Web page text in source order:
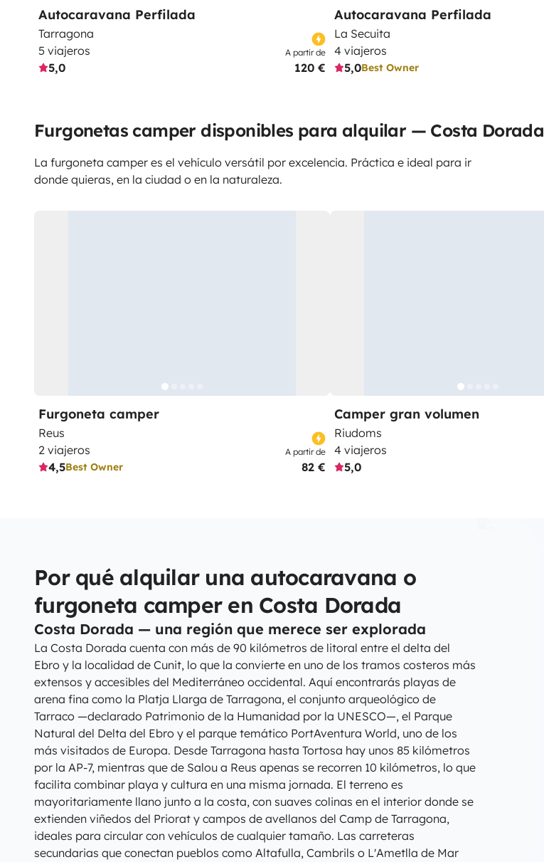
Autocaravana Perfilada
Tarragona
5 viajeros
5,0
A partir de
120 €
Autocaravana Perfilada
La Secuita
4 viajeros
5,0Best Owner
Furgonetas camper disponibles para alquilar — Costa Dorada
La furgoneta camper es el vehículo versátil por excelencia. Práctica e ideal para ir
donde quieras, en la ciudad o en la naturaleza.
Furgoneta camper
Reus
2 viajeros
4,5Best Owner
A partir de
82 €
Camper gran volumen
Riudoms
4 viajeros
5,0
Por qué alquilar una autocaravana o
furgoneta camper en Costa Dorada
Costa Dorada — una región que merece ser explorada
La Costa Dorada cuenta con más de 90 kilómetros de litoral entre el delta del
Ebro y la localidad de Cunit, lo que la convierte en uno de los tramos costeros más
extensos y accesibles del Mediterráneo occidental. Aquí encontrarás playas de
arena fina como la Platja Llarga de Tarragona, el conjunto arqueológico de
Tarraco —declarado Patrimonio de la Humanidad por la UNESCO—, el Parque
Natural del Delta del Ebro y el parque temático PortAventura World, uno de los
más visitados de Europa. Desde Tarragona hasta Tortosa hay unos 85 kilómetros
por la AP-7, mientras que de Salou a Reus apenas se recorren 10 kilómetros, lo que
facilita combinar playa y cultura en una misma jornada. El terreno es
mayoritariamente llano junto a la costa, con suaves colinas en el interior donde se
extienden viñedos del Priorat y campos de avellanos del Camp de Tarragona,
ideales para circular con vehículos de cualquier tamaño. Las carreteras
secundarias que conectan pueblos como Altafulla, Cambrils o L'Ametlla de Mar